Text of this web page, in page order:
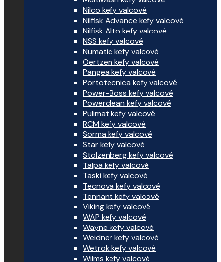
Nilco kefy valcové
Nilfisk Advance kefy valcové
Nilfisk Alto kefy valcové
NSS kefy valcové
Numatic kefy valcové
Oertzen kefy valcové
Pangea kefy valcové
Portotecnica kefy valcové
Power-Boss kefy valcové
Powerclean kefy valcové
Pulimat kefy valcové
RCM kefy valcové
Sorma kefy valcové
Star kefy valcové
Stolzenberg kefy valcové
Talpa kefy valcové
Taski kefy valcové
Tecnova kefy valcové
Tennant kefy valcové
Viking kefy valcové
WAP kefy valcové
Wayne kefy valcové
Weidner kefy valcové
Wetrok kefy valcové
Wilms kefy valcové